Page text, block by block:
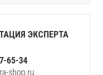
ЭКСПЕРТА
65-34
shop.ru